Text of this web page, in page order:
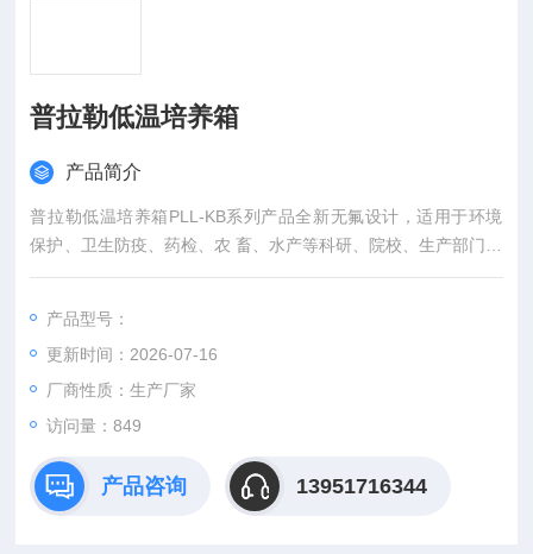
普拉勒低温培养箱
产品简介
普拉勒低温培养箱PLL-KB系列产品全新无氟设计，适用于环境
保护、卫生防疫、药检、农 畜、水产等科研、院校、生产部门。
是水体分析和BOD测定，细菌、霉菌、微生物的培养、保存、植
产品型号：
更新时间：2026-07-16
厂商性质：生产厂家
访问量：849
产品咨询 13951716344